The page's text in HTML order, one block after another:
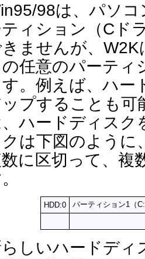
98は、パソ
ィション（Cド
ませんが、
の任意のパーテ
す。例えば、ハ
プすることも可
ハードディスク
クは下図のように
に区切って、複
HDD:0 パーティション1（
しいハードディ